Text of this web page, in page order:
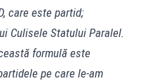
care este partid;
Culisele Statului Paralel.
formulă este
pe care le-am